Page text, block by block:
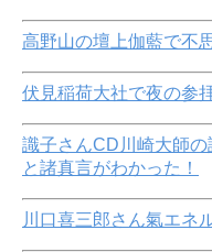
高野山の壇上伽藍で不
伏見稲荷大社で夜の参
識子さんCD川崎大師
と諸真言がわかった！
川口喜三郎さん氣エネ